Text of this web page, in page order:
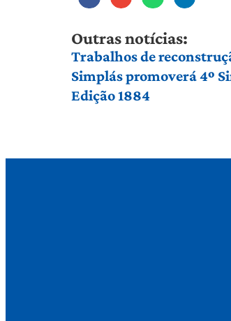
Outras notícias:
Trabalhos de
Simplás promoverá 4º
Edição 1884